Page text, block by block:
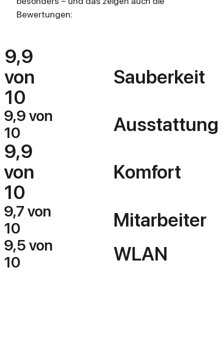
Bewertungen:
9,9
von
10
Sauberkeit
9,9 von
10
Ausstattung
9,9
von
10
Komfort
9,7 von
10
Mitarbeiter
9,5 von
10
WLAN